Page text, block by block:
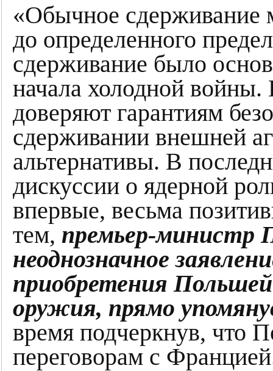
«Обычное сдерживание
до определенного
сдерживание было
начала холодной
доверяют гарантиям
сдерживании внешней
альтернативы. В
дискуссии о ядерной
впервые, весьма
тем, премьер-министр
неоднозначное
приобретения Польшей
оружия, прямо
время подчеркнув, что
переговорам с